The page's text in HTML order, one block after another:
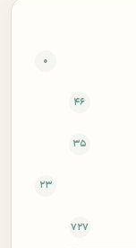
۰
۴۶
۳۵
۲۳
۷۲۷